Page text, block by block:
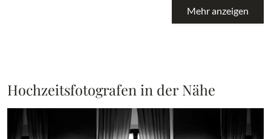
Mehr anzeigen
Hochzeitsfotografen in der Nähe